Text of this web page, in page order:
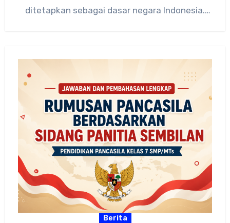
ditetapkan sebagai dasar negara Indonesia.
Berita